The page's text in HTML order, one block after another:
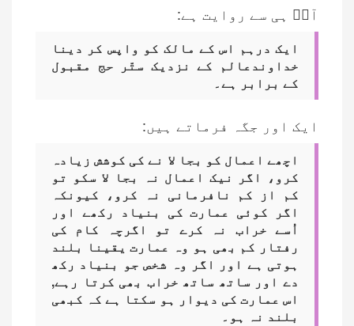
آپؑ ہی سے روایت ہے:
ایک درہم اس کے مالک کو واپس کر دینا
خداوندعالم کے نزدیک ستّر حج مقبول
کے برابر ہے۔
ایک اور جگہ فرماتے ہیں:
اچھے اعمال کو بجا لا نے کی کوشش زیادہ
کرو، اگر نیک اعمال نہ بجا لا سکو تو
کم از کم نافرمانی نہ کرو، کیونکہ
اگر کوئی عمارت کی بنیاد رکھے اور
اُسے خراب نہ کرے تو اگرچہ کام کی
رفتار کم بھی ہو وہ عمارت یقینا بلند
ہوتی ہے اور اگر وہ شخص جو بنیاد رکھ
دے اور ساتھ ساتھ خراب بھی کرتا رہے,
اس عمارت کی دیوار ہو سکتا ہے کہ کبھی
بلند نہ ہو۔